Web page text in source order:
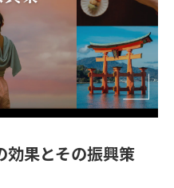
効果とその振興策